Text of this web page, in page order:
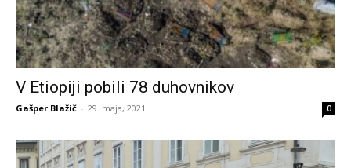
V Etiopiji pobili 78 duhovnikov
Gašper Blažič - 29. maja, 2021 0